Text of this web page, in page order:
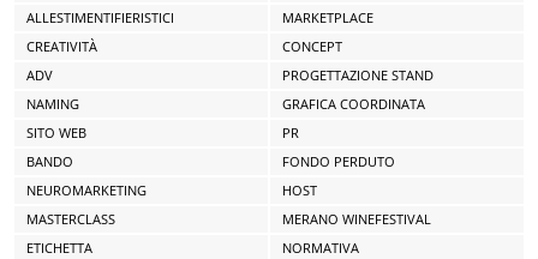
ALLESTIMENTIFIERISTICI
MARKETPLACE
CREATIVITÀ
CONCEPT
ADV
PROGETTAZIONE STAND
NAMING
GRAFICA COORDINATA
SITO WEB
PR
BANDO
FONDO PERDUTO
NEUROMARKETING
HOST
MASTERCLASS
MERANO WINEFESTIVAL
ETICHETTA
NORMATIVA